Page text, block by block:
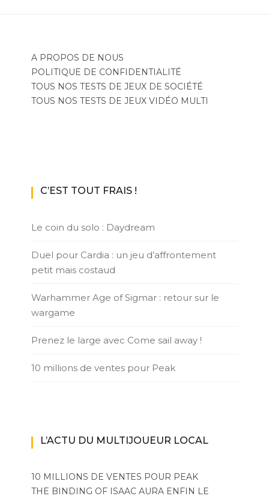
A PROPOS DE NOUS
POLITIQUE DE CONFIDENTIALITÉ
TOUS NOS TESTS DE JEUX DE SOCIÉTÉ
TOUS NOS TESTS DE JEUX VIDÉO MULTI
C’EST TOUT FRAIS !
Le coin du solo : Daydream
Duel pour Cardia : un jeu d’affrontement
petit mais costaud
Warhammer Age of Sigmar : retour sur le
wargame
Prenez le large avec Come sail away !
10 millions de ventes pour Peak
L’ACTU DU MULTIJOUEUR LOCAL
10 MILLIONS DE VENTES POUR PEAK
THE BINDING OF ISAAC AURA ENFIN LE